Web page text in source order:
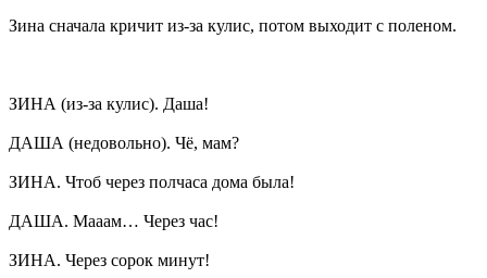
Зина сначала кричит из-за кулис, потом выходит с поленом.
ЗИНА (из-за кулис). Даша!
ДАША (недовольно). Чё, мам?
ЗИНА. Чтоб через полчаса дома была!
ДАША. Мааам… Через час!
ЗИНА. Через сорок минут!